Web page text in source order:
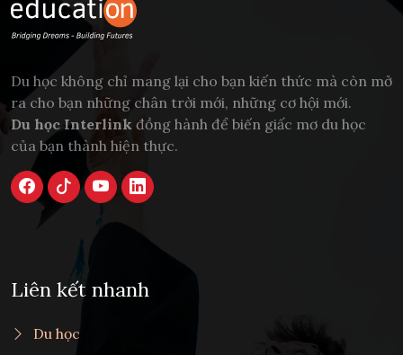
Du học không chỉ mang lại cho bạn kiến thức mà còn mở
ra cho bạn những chân trời mới, những cơ hội mới.
Du học Interlink đồng hành để biến giấc mơ du học
của bạn thành hiện thực.
Liên kết nhanh
Du học